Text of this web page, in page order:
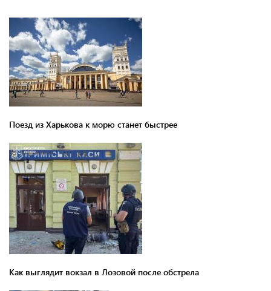
Поезд из Харькова к морю станет быстрее
Как выглядит вокзал в Лозовой после обстрела